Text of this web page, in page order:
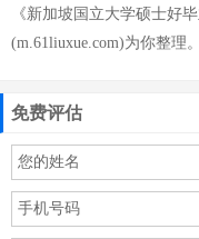
《新加坡国立大学硕士好
(m.61liuxue.com)为你整理。
免费评估